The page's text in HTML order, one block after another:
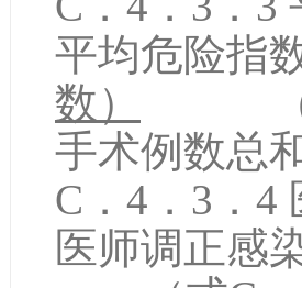
平均危险指
数）
（式
手术例数总
C．4．3．4
医师调正感